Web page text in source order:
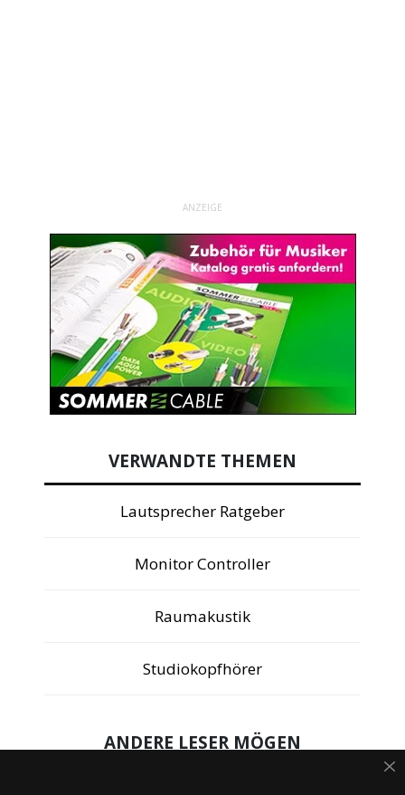
ANZEIGE
VERWANDTE THEMEN
Lautsprecher Ratgeber
Monitor Controller
Raumakustik
Studiokopfhörer
ANDERE LESER MÖGEN